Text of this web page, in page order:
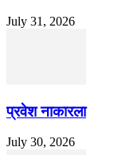
July 31, 2026
प्रवेश नाकारला
July 30, 2026